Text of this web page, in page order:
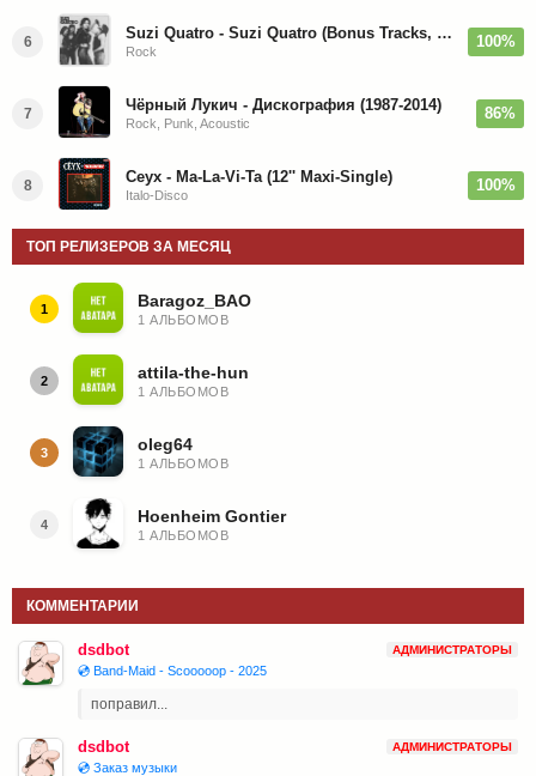
6 Suzi Quatro - Suzi Quatro (Bonus Tracks, Remaster) 1973/2022
Rock
100%
7 Чёрный Лукич - Дискография (1987-2014)
Rock, Punk, Acoustic
86%
8 Ceyx - Ma-La-Vi-Ta (12'' Maxi-Single)
Italo-Disco
100%
ТОП РЕЛИЗЕРОВ ЗА МЕСЯЦ
1 Baragoz_BAO
1 АЛЬБОМОВ
2 attila-the-hun
1 АЛЬБОМОВ
3 oleg64
1 АЛЬБОМОВ
4 Hoenheim Gontier
1 АЛЬБОМОВ
КОММЕНТАРИИ
dsdbot АДМИНИСТРАТОРЫ
💿 Band-Maid - Scooooop - 2025
поправил...
dsdbot АДМИНИСТРАТОРЫ
💿 Заказ музыки